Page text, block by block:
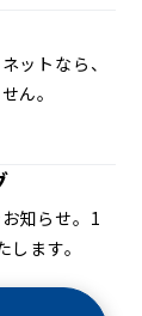
ットなら、
ん。
知らせ。1
ます。